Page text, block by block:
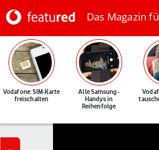
Das Magazin
Vodafone: SIM-Karte
freischalten
Alle Samsung-
Handys in
Reihenfolge